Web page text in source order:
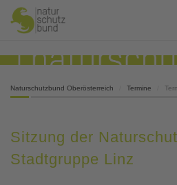
Naturschutzbund Oberösterreich Termine
Sitzung der
Stadtgruppe Linz